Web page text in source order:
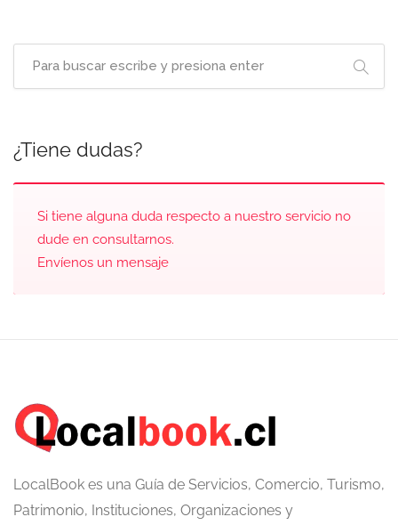
¿Tiene dudas?
Si tiene alguna duda respecto a nuestro servicio no
dude en consultarnos.
Envíenos un mensaje
LocalBook es una Guía de Servicios, Comercio, Turismo,
Patrimonio, Instituciones, Organizaciones y